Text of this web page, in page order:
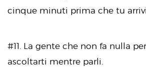
cinque minuti prima che tu arrivi.
#11. La gente che non fa nulla
ascoltarti mentre parli.